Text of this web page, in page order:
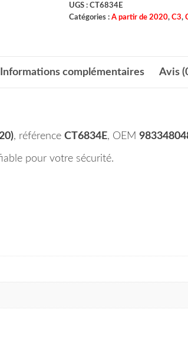
UGS : CT6834E
Catégories : A partir de 2020, C3,
Informations complémentaires Avis
, référence CT6834E, OEM
pour votre sécurité.